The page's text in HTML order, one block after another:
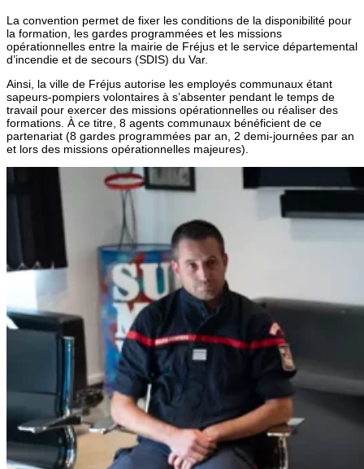
La convention permet de fixer les conditions de la disponibilité pour
la formation, les gardes programmées et les missions
opérationnelles entre la mairie de Fréjus et le service départemental
d’incendie et de secours (SDIS) du Var.
Ainsi, la ville de Fréjus autorise les employés communaux étant
sapeurs-pompiers volontaires à s’absenter pendant le temps de
travail pour exercer des missions opérationnelles ou réaliser des
formations. À ce titre, 8 agents communaux bénéficient de ce
partenariat (8 gardes programmées par an, 2 demi-journées par an
et lors des missions opérationnelles majeures).